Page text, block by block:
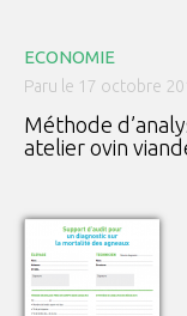
ECONOMIE
Paru le 17 octobre
Méthode
atelier ovin